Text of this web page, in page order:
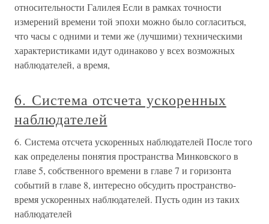
относительности Галилея Если в рамках точности
измерений времени той эпохи можно было согласиться,
что часы с одними и теми же (лучшими) техническими
характеристиками идут одинаково у всех возможных
наблюдателей, а время,
6. Система отсчета ускоренных
наблюдателей
6. Система отсчета ускоренных наблюдателей После того
как определены понятия пространства Минковского в
главе 5, собственного времени в главе 7 и горизонта
событий в главе 8, интересно обсудить пространство-
время ускоренных наблюдателей. Пусть один из таких
наблюдателей